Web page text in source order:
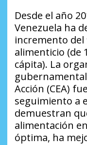
Desde el año
Venezuela ha
incremento del
alimenticio (de
cápita). La
gubernamental
Acción (CEA)
seguimiento a
demuestran
alimentación
óptima, ha